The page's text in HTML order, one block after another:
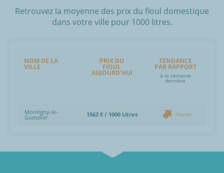
Retrouvez la moyenne des prix du fioul domestique
dans votre ville pour 1000 litres.
NOM DE LA
VILLE
PRIX DU
FIOUL
AUJOURD'HUI
TENDANCE
PAR RAPPORT
à la semaine
dernière
Montigny-le-
Guesdier 1562 € / 1000 Litres Hausse